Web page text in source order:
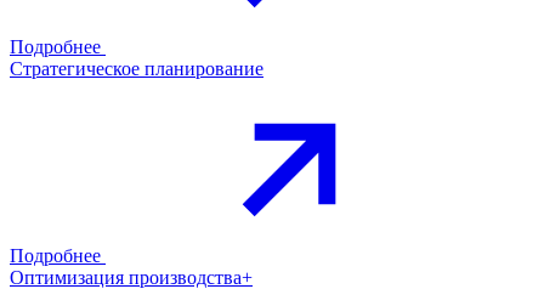
Подробнее
Стратегическое планирование
Подробнее
Оптимизация производства+